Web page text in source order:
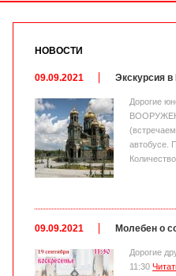
НОВОСТИ
09.09.2021 Экскурсия
Дорогие
автобусе.
09.09.2021 Молебен о
Дорогие
11:30